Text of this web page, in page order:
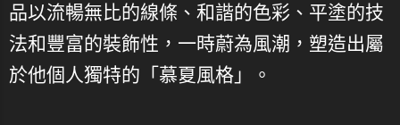
品以流暢無比的線條、和諧的色彩、平塗的技
法和豐富的裝飾性，一時蔚為風潮，塑造出屬
於他個人獨特的「慕夏風格」。